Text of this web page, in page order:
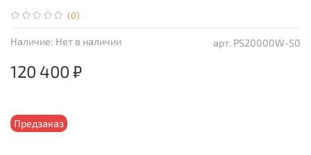
(0)
арт. PS20000W-50
Наличие: Нет в наличии
Предзаказ
120 400 ₽